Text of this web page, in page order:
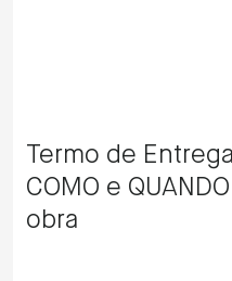
Termo de
COMO e
obra